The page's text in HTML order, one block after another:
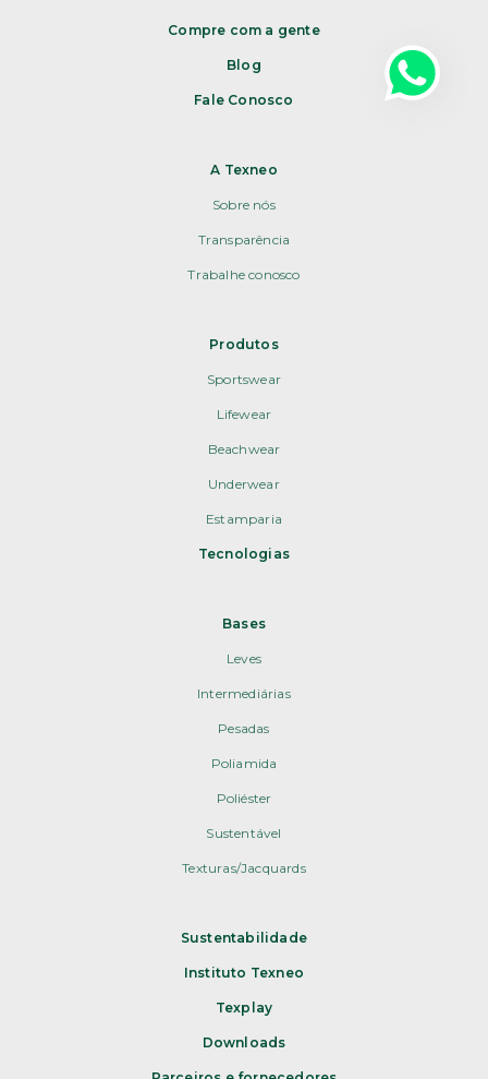
Compre com a gente
Blog
Fale Conosco
A Texneo
Sobre nós
Transparência
Trabalhe conosco
Produtos
Sportswear
Lifewear
Beachwear
Underwear
Estamparia
Tecnologias
Bases
Leves
Intermediárias
Pesadas
Poliamida
Poliéster
Sustentável
Texturas/Jacquards
Sustentabilidade
Instituto Texneo
Texplay
Downloads